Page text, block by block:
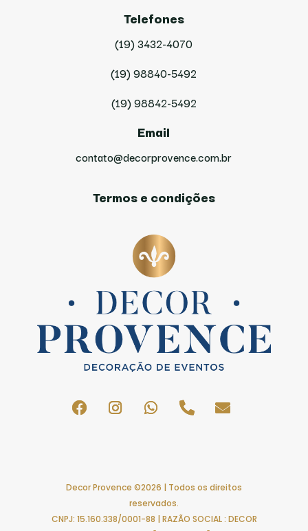
Telefones
(19) 3432-4070
(19) 98840-5492
(19) 98842-5492
Email
contato@decorprovence.com.br
Termos e condições
Decor Provence ©2026 | Todos os direitos
reservados.
CNPJ: 15.160.338/0001-88 | RAZÃO SOCIAL : DECOR